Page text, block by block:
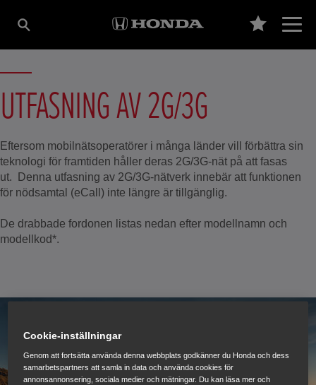
UTFASNING AV 2G/3G
Eftersom mobilnätsoperatörer i många länder vill förbättra sin
teknologi för framtiden håller deras 2G/3G-nät på att fasas
ut. Denna utfasning av 2G/3G-nätverk innebär att funktionen
för nödsamtal (eCall) inte längre är tillgänglig.
De drabbade fordonen listas nedan efter modellnamn och
modellkod*.
Cookie-inställningar
Genom att fortsätta använda denna webbplats godkänner du Honda och dess
samarbetspartners att samla in data och använda cookies för
annonsannonsering, sociala medier och mätningar. Du kan läsa mer och